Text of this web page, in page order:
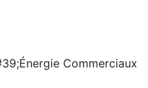
Commerciaux